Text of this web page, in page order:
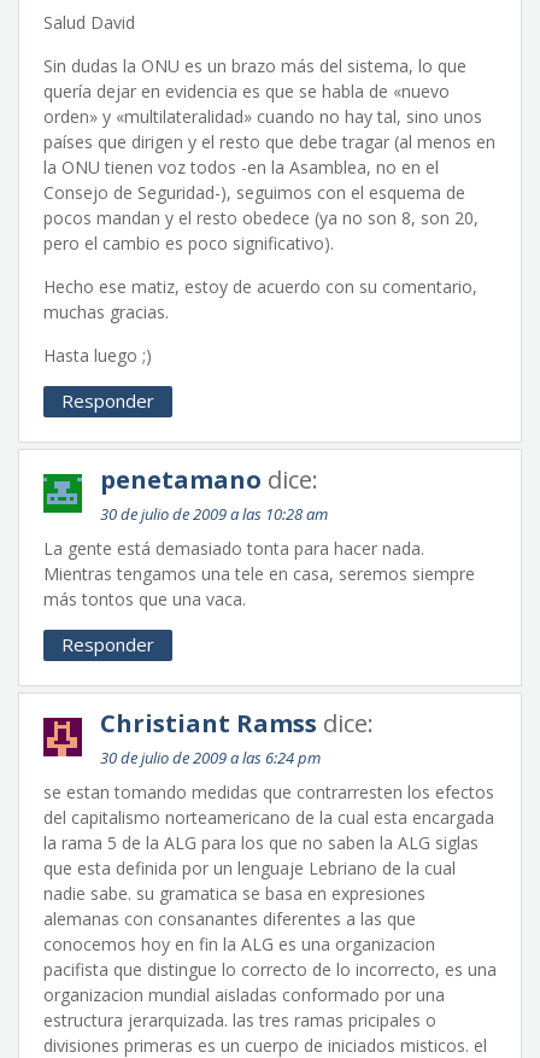
Salud David
Sin dudas la ONU es un brazo más del sistema, lo que
quería dejar en evidencia es que se habla de «nuevo
orden» y «multilateralidad» cuando no hay tal, sino unos
países que dirigen y el resto que debe tragar (al menos en
la ONU tienen voz todos -en la Asamblea, no en el
Consejo de Seguridad-), seguimos con el esquema de
pocos mandan y el resto obedece (ya no son 8, son 20,
pero el cambio es poco significativo).
Hecho ese matiz, estoy de acuerdo con su comentario,
muchas gracias.
Hasta luego ;)
Responder
penetamano dice:
30 de julio de 2009 a las 10:28 am
La gente está demasiado tonta para hacer nada.
Mientras tengamos una tele en casa, seremos siempre
más tontos que una vaca.
Responder
Christiant Ramss dice:
30 de julio de 2009 a las 6:24 pm
se estan tomando medidas que contrarresten los efectos
del capitalismo norteamericano de la cual esta encargada
la rama 5 de la ALG para los que no saben la ALG siglas
que esta definida por un lenguaje Lebriano de la cual
nadie sabe. su gramatica se basa en expresiones
alemanas con consanantes diferentes a las que
conocemos hoy en fin la ALG es una organizacion
pacifista que distingue lo correcto de lo incorrecto, es una
organizacion mundial aisladas conformado por una
estructura jerarquizada. las tres ramas pricipales o
divisiones primeras es un cuerpo de iniciados misticos. el